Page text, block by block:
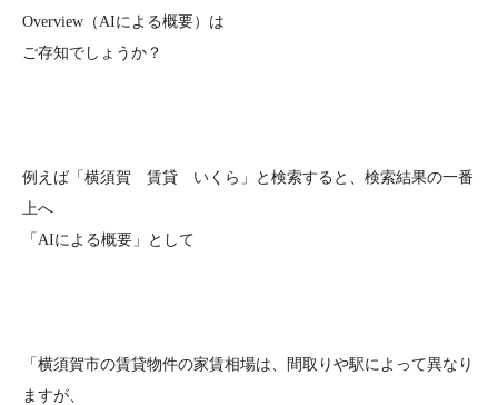
Overview（AIによる概要）は
ご存知でしょうか？
例えば「横須賀 賃貸 いくら」と検索すると、検索結果の一番
上へ
「AIによる概要」として
「横須賀市の賃貸物件の家賃相場は、間取りや駅によって異なり
ますが、